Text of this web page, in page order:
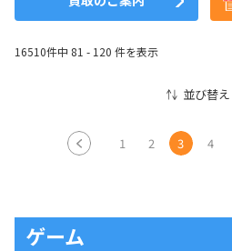
16510件中 81 - 120 件を表示
並び替え
1 2 3 4
ゲーム